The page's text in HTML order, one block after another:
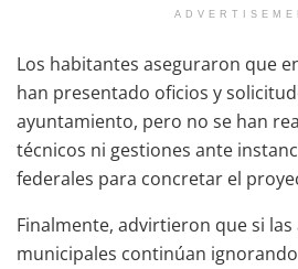
Los habitantes aseguraron que
han presentado oficios y
ayuntamiento, pero no se han
técnicos ni gestiones ante
federales para concretar el
Finalmente, advirtieron que si
municipales continúan